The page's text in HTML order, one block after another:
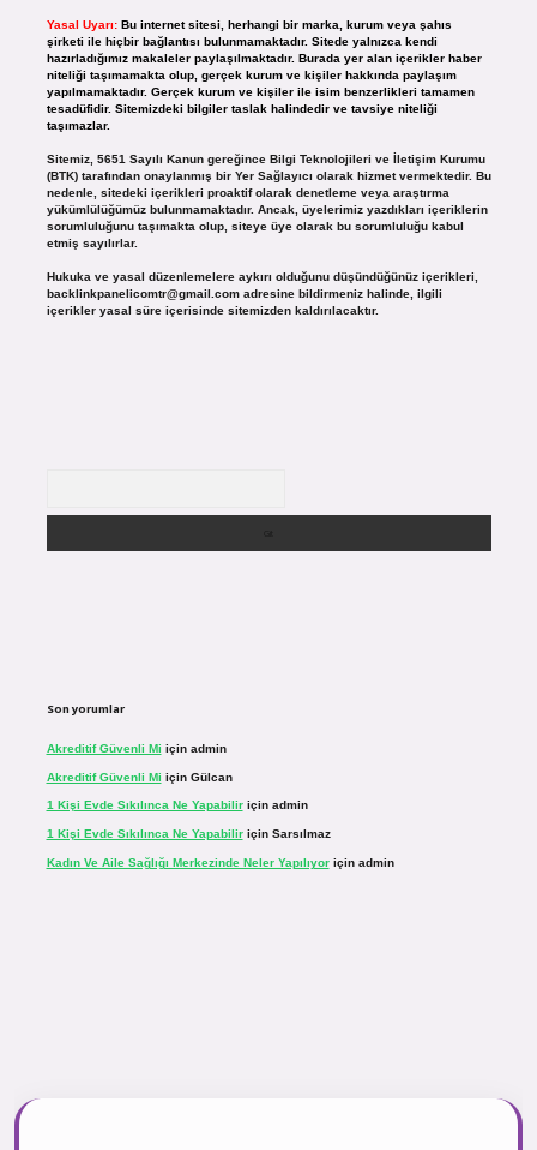
Yasal Uyarı: Bu internet sitesi, herhangi bir marka, kurum veya şahıs
şirketi ile hiçbir bağlantısı bulunmamaktadır. Sitede yalnızca kendi
hazırladığımız makaleler paylaşılmaktadır. Burada yer alan içerikler haber
niteliği taşımamakta olup, gerçek kurum ve kişiler hakkında paylaşım
yapılmamaktadır. Gerçek kurum ve kişiler ile isim benzerlikleri tamamen
tesadüfidir. Sitemizdeki bilgiler taslak halindedir ve tavsiye niteliği
taşımazlar.
Sitemiz, 5651 Sayılı Kanun gereğince Bilgi Teknolojileri ve İletişim Kurumu
(BTK) tarafından onaylanmış bir Yer Sağlayıcı olarak hizmet vermektedir. Bu
nedenle, sitedeki içerikleri proaktif olarak denetleme veya araştırma
yükümlülüğümüz bulunmamaktadır. Ancak, üyelerimiz yazdıkları içeriklerin
sorumluluğunu taşımakta olup, siteye üye olarak bu sorumluluğu kabul
etmiş sayılırlar.
Hukuka ve yasal düzenlemelere aykırı olduğunu düşündüğünüz içerikleri,
backlinkpanelicomtr@gmail.comadresine bildirmeniz halinde, ilgili
içerikler yasal süre içerisinde sitemizden kaldırılacaktır.
Son yorumlar
Akreditif Güvenli Mi için admin
Akreditif Güvenli Mi için Gülcan
1 Kişi Evde Sıkılınca Ne Yapabiliriçin admin
1 Kişi Evde Sıkılınca Ne Yapabiliriçin Sarsılmaz
Kadın Ve Aile Sağlığı Merkezinde Neler Yapılıyoriçin admin